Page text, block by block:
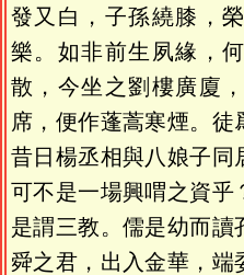
發又白，子孫繞膝，
樂。如非前生夙緣，
散，今坐之劉樓廣廈
席，便作蓬蒿寒煙。徒
昔日楊丞相與八娘子同
可不是一場興喟之資乎
是謂三教。儒是幼而讀
舜之君，出入金華，端